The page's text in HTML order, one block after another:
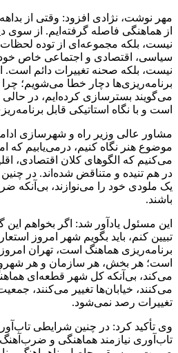
مهر نوشت، نژادی افزود: وقتی از
از هماهنگی فاصله گرفته‌ایم. از
نیست، بلکه مجموعه‌ای از توده
سیاسی، اقتصادی و اجتماعی خاص خود
نیست، بلکه صحنه تغییرات دائم است.
برنامه‌ریزی‌ها دچار خطا می‌شویم؛
می‌گویند بسترسازی کرده‌ایم، در حالی
است و با نگاه استاتیکی قابل
مشاور عالی وزیر راه و شهرسازی
موضوع هنر نگاه کنیم، درمی‌یابیم که
می‌کنیم که الگوهای کلان اقتصادی،
در هم تنیده و متناقض شده‌اند. در
یک ملودی خود را می‌نوازند، بی‌آنکه
باشند.
این مسئول یادآور شد: اگر بخواهم
تبیین کنم، باید بگویم شهر امروز
برنامه‌ریزی هماهنگ است، تهران
است؛ هر بخش، هر سازمان و هر
می‌کند، بی‌آنکه کل شهر قطعه‌ای
می‌کنند، خیابان‌ها تغییر می‌کنند،
تغییرات رصد نمی‌شود.
وی تأکید کرد: در چنین شرایطی
تاب‌آوری نیازمند هماهنگی و